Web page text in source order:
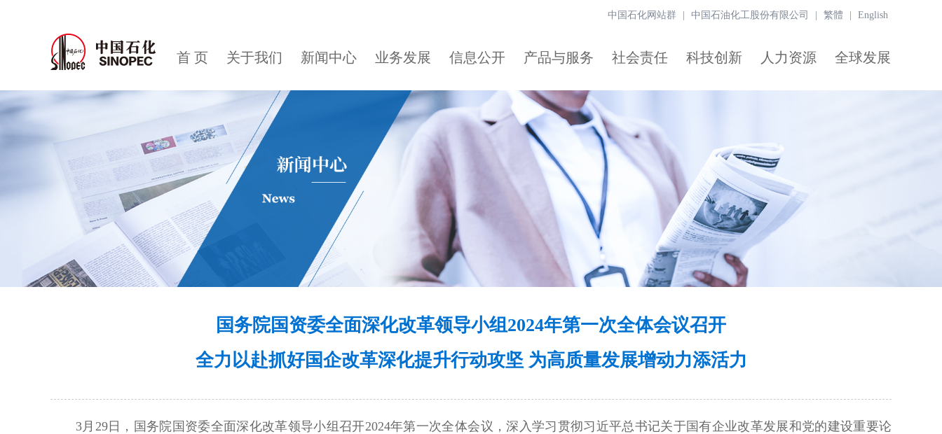
中国石化网站群 中国石油化工股份有限公司 繁體 English
首 页 关于我们 新闻中心 业务发展 信息公开 产品与服务 社会责任 科技创新 人力资源 全球发展
国务院国资委全面深化改革领导小组2024年第一次全体会议召开
全力以赴抓好国企改革深化提升行动攻坚 为高质量发展增动力添活力
3月29日，国务院国资委全面深化改革领导小组召开2024年第一次全体会议，深入学习贯彻习近平总书记关于国有企业改革发展和党的建设重要论